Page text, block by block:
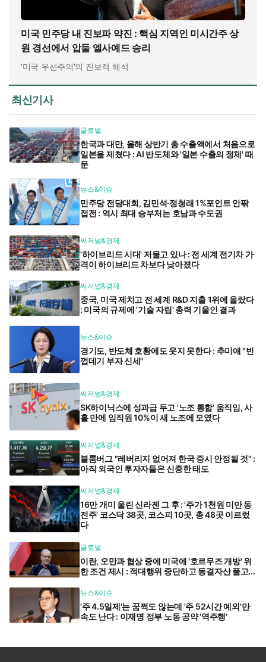
미국 민주당 내 진보파 약진 : 핵심 지역인 미시간주 상
원 경선에서 압둘 엘사예드 승리
'미국 우선주의'의 진보적 해석
최신기사
글로벌
한국과 대만, 올해 상반기 총 수출액에서 처음으로
일본을 제쳤다 : AI 반도체와 '일본 수출의 정체' 때
문
뉴스&이슈
민주당 전당대회, 김민석·정청래 1%포인트 안팎
접전 : 역시 최대 승부처는 호남과 수도권
씨저널&경제
'하이브리드 시대' 저물고 있나 : 전 세계 전기차 가
격이 하이브리드 차보다 낮아졌다
씨저널&경제
중국, 미국 제치고 전 세계 R&D 지출 1위에 올랐다
: 미국의 규제에 '기술 자립' 총력 기울인 결과
뉴스&이슈
경기도, 반도체 호황에도 웃지 못한다 : 추미애 "빈
껍데기 부자 신세"
씨저널&경제
SK하이닉스에 성과급 두고 '노조 통합' 움직임, 사
흘 만에 임직원 10%이 새 노조에 모였다
씨저널&경제
블룸버그 "레버리지 없어져 한국 증시 안정될 것" :
아직 외국인 투자자들은 신중한 태도
씨저널&경제
16만 개미 울린 신라젠 그 후 : '주가 1천원 미만 동
전주' 코스닥 38곳, 코스피 10곳, 총 48곳 이르렀
다
글로벌
이란, 오만과 협상 중에 미국에 '호르무즈 개방' 위
한 조건 제시 : 적대행위 중단하고 동결자산 풀고...
뉴스&이슈
'주 4.5일제'는 꿈쩍도 않는데 '주 52시간 예외'만
속도 난다 : 이재명 정부 노동 공약 '역주행'